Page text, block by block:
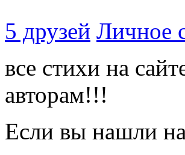
5 друзей Личное
все стихи на
авторам!!!
Если вы нашли